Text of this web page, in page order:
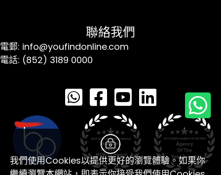
聯絡我們
電郵: info@youfindonline.com
電話: (852) 3189 0000
我們使用Cookies以提供更好的瀏覽體驗。如果你